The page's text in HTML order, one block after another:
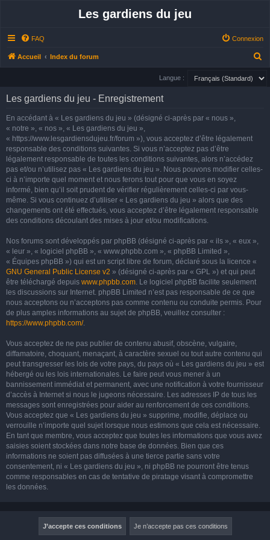
Les gardiens du jeu
FAQ Connexion
Accueil Index du forum
Langue :
Les gardiens du jeu - Enregistrement
En accédant à « Les gardiens du jeu » (désigné ci-après par « nous »,
« notre », « nos », « Les gardiens du jeu »,
« https://www.lesgardiensdujeu.fr/forum »), vous acceptez d’être légalement
responsable des conditions suivantes. Si vous n’acceptez pas d’être
légalement responsable de toutes les conditions suivantes, alors n’accédez
pas et/ou n’utilisez pas « Les gardiens du jeu ». Nous pouvons modifier celles-
ci à n’importe quel moment et nous ferons tout pour que vous en soyez
informé, bien qu’il soit prudent de vérifier régulièrement celles-ci par vous-
même. Si vous continuez d’utiliser « Les gardiens du jeu » alors que des
changements ont été effectués, vous acceptez d’être légalement responsable
des conditions découlant des mises à jour et/ou modifications.
Nos forums sont développés par phpBB (désigné ci-après par « ils », « eux »,
« leur », « logiciel phpBB », « www.phpbb.com », « phpBB Limited »,
« Équipes phpBB ») qui est un script libre de forum, déclaré sous la licence «
GNU General Public License v2 » (désigné ci-après par « GPL ») et qui peut
être téléchargé depuis www.phpbb.com. Le logiciel phpBB facilite seulement
les discussions sur Internet. phpBB Limited n’est pas responsable de ce que
nous acceptons ou n’acceptons pas comme contenu ou conduite permis. Pour
de plus amples informations au sujet de phpBB, veuillez consulter :
https://www.phpbb.com/.
Vous acceptez de ne pas publier de contenu abusif, obscène, vulgaire,
diffamatoire, choquant, menaçant, à caractère sexuel ou tout autre contenu qui
peut transgresser les lois de votre pays, du pays où « Les gardiens du jeu » est
hébergé ou les lois internationales. Le faire peut vous mener à un
bannissement immédiat et permanent, avec une notification à votre fournisseur
d’accès à Internet si nous le jugeons nécessaire. Les adresses IP de tous les
messages sont enregistrées pour aider au renforcement de ces conditions.
Vous acceptez que « Les gardiens du jeu » supprime, modifie, déplace ou
verrouille n’importe quel sujet lorsque nous estimons que cela est nécessaire.
En tant que membre, vous acceptez que toutes les informations que vous avez
saisies soient stockées dans notre base de données. Bien que ces
informations ne soient pas diffusées à une tierce partie sans votre
consentement, ni « Les gardiens du jeu », ni phpBB ne pourront être tenus
comme responsables en cas de tentative de piratage visant à compromettre
les données.